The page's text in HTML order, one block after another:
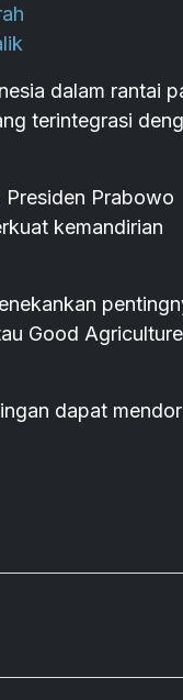
dalam rantai
terintegrasi
Presiden Prabowo
kemandirian
Good Agriculture
dapat